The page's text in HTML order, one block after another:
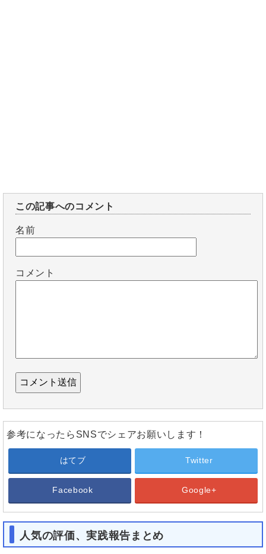
この記事へのコメント
名前
コメント
参考になったらSNSでシェアお願いします！
はてブ Twitter
Facebook Google+
人気の評価、実践報告まとめ